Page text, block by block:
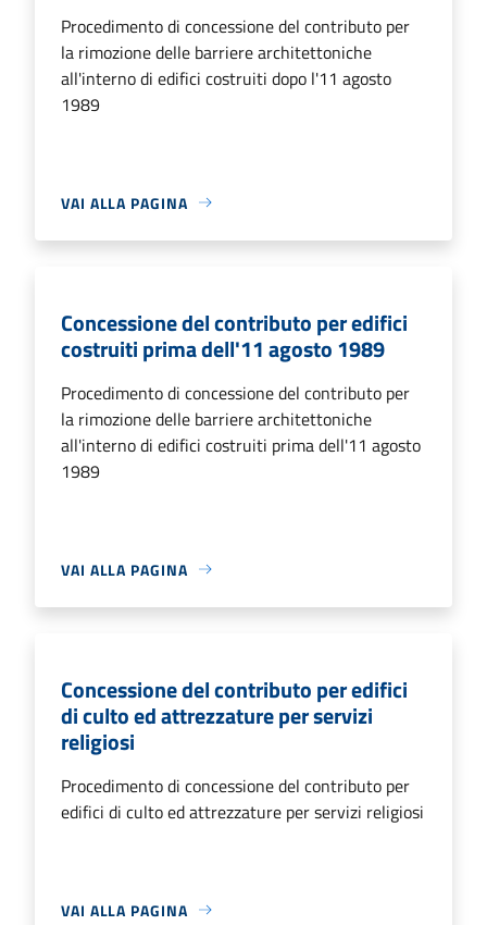
Procedimento di concessione del contributo per
la rimozione delle barriere architettoniche
all'interno di edifici costruiti dopo l'11 agosto
1989
VAI ALLA PAGINA
Concessione del contributo per edifici
costruiti prima dell'11 agosto 1989
Procedimento di concessione del contributo per
la rimozione delle barriere architettoniche
all'interno di edifici costruiti prima dell'11 agosto
1989
VAI ALLA PAGINA
Concessione del contributo per edifici
di culto ed attrezzature per servizi
religiosi
Procedimento di concessione del contributo per
edifici di culto ed attrezzature per servizi religiosi
VAI ALLA PAGINA